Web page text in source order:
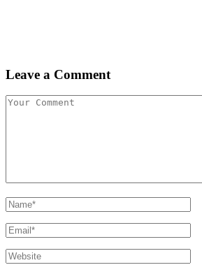
Leave a Comment